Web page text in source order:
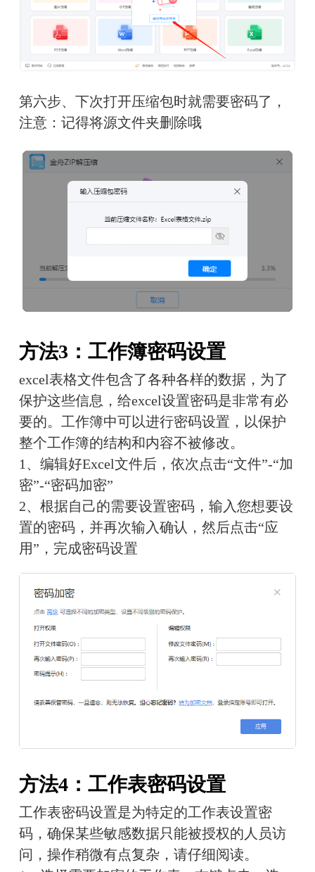
第六步、下次打开压缩包时就需要密码了，
注意：记得将源文件夹删除哦
方法3：工作簿密码设置
excel表格文件包含了各种各样的数据，为了
保护这些信息，给excel设置密码是非常有必
要的。工作簿中可以进行密码设置，以保护
整个工作簿的结构和内容不被修改。
1、编辑好Excel文件后，依次点击“文件”-“加
密”-“密码加密”
2、根据自己的需要设置密码，输入您想要设
置的密码，并再次输入确认，然后点击“应
用”，完成密码设置
方法4：工作表密码设置
工作表密码设置是为特定的工作表设置密
码，确保某些敏感数据只能被授权的人员访
问，操作稍微有点复杂，请仔细阅读。